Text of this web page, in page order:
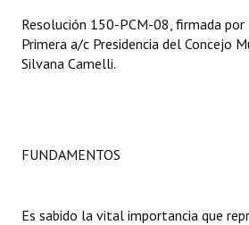
Informes de Unidad Coordinadora
NORMATIVA
Resolución 150-PCM-08, firmada por
Primera a/c Presidencia del Concejo
Silvana Camelli.
FUNDAMENTOS
Es sabido la vital importancia que